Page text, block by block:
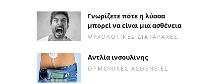
Γνωρίζετε πότε η λύσσα
μπορεί να είναι μια ασθένεια
ΨΥΧΟΛΟΓΙΚΈΣ ΔΙΑΤΑΡΑΧΈΣ
Αντλία ινσουλίνης
ΟΡΜΟΝΙΚΈΣ ΑΣΘΈΝΕΙΕΣ